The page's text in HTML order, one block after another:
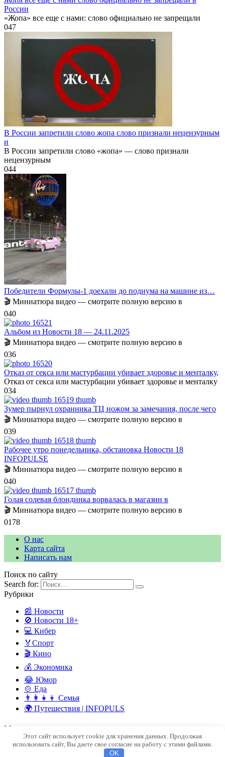
России
«Жопа» все еще с нами: слово официально не запрещали
047
В России запретили слово жопа слово признали нецензурным
и
В России запретили слово «жопа» — слово признали
нецензурным
044
Победители Формулы-1 доехали до подиума на машине из…
🎬 Миниатюра видео — смотрите полную версию в
040
Альбом из Новости 18 — 24.11.2025
🎬 Миниатюра видео — смотрите полную версию в
036
Отказ от секса или мастурбации убивает здоровье и менталку,
Отказ от секса или мастурбации убивает здоровье и менталку
034
Зумер пырнул охранника ТЦ ножом за замечания, после чего
🎬 Миниатюра видео — смотрите полную версию в
039
Рабочее утро понедельника, обстановка Новости 18
INFOPULSE
🎬 Миниатюра видео — смотрите полную версию в
040
Голая солевая блондинка ворвалась в магазин в
🎬 Миниатюра видео — смотрите полную версию в
0178
О нас
Карта сайта
Написать нам
Поиск по сайту
Search for:
Рубрики
📰 Новости
🚫 Новости 18+
💻 Кибер
🏅Спорт
🎬 Кино
💰 Экономика
😂 Юмор
🍲 Еда
👨‍👩‍👧‍👦 Семья
🌍 Путешествия | INFOPULS
Мы в социальных сетях
© 2026 INFOPULSE — ПУЛЬС СОВРЕМЕННОГО МИРА
Этот сайт использует cookie для хранения данных. Продолжая
использовать сайт, Вы даете свое согласие на работу с этими файлами.
OK